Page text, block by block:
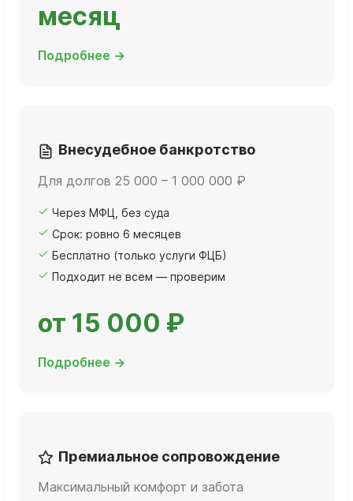
месяц
Подробнее →
Внесудебное банкротство
Для долгов 25 000 – 1 000 000 ₽
Через МФЦ, без суда
Срок: ровно 6 месяцев
Бесплатно (только услуги ФЦБ)
Подходит не всем — проверим
от 15 000 ₽
Подробнее →
Премиальное сопровождение
Максимальный комфорт и забота